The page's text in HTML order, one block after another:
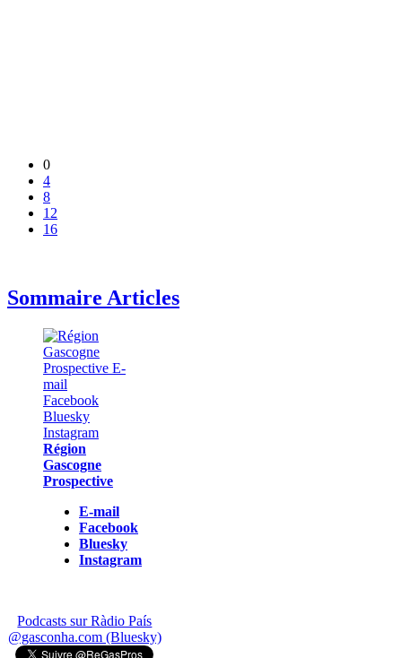
0
4
8
12
16
Sommaire Articles
Région
Gascogne
Prospective
E-mail
Facebook
Bluesky
Instagram
Podcasts sur Ràdio País
@gasconha.com (Bluesky)